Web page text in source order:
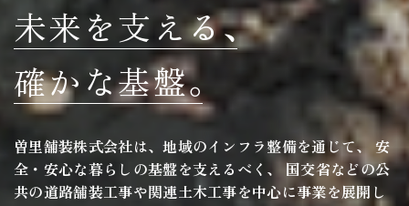
未来を支える、
確かな基盤。
曽里舗装株式会社は、地域のインフラ整備を通じて、 安
全・安心な暮らしの基盤を支えるべく、 国交省などの公
共の道路舗装工事や関連土木工事を中心に事業を展開し